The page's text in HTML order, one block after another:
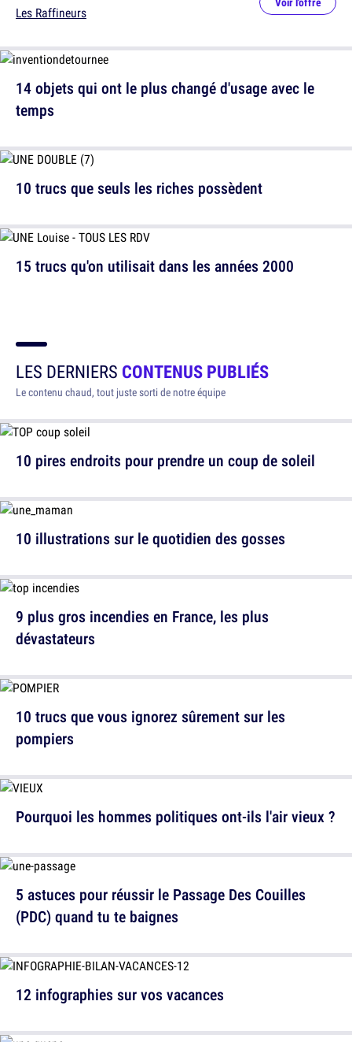
Les Raffineurs
10 trucs que seuls les riches possèdent
14 objets qui ont le plus changé d'usage avec le
temps
15 trucs qu'on utilisait dans les années 2000
LES DERNIERS CONTENUS PUBLIÉS
Le contenu chaud, tout juste sorti de notre équipe
10 pires endroits pour prendre un coup de soleil
9 plus gros incendies en France, les plus
dévastateurs
Pourquoi les hommes politiques ont-ils l'air vieux ?
12 infographies sur vos vacances
10 illustrations sur le quotidien des gosses
10 trucs que vous ignorez sûrement sur les
pompiers
5 astuces pour réussir le Passage Des Couilles
(PDC) quand tu te baignes